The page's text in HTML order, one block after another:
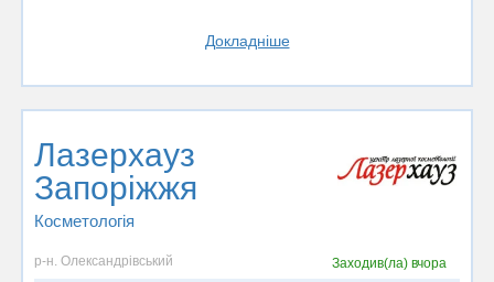
Докладніше
Лазерхауз
Запоріжжя
Косметологія
р-н. Олександрівський Заходив(ла) вчора